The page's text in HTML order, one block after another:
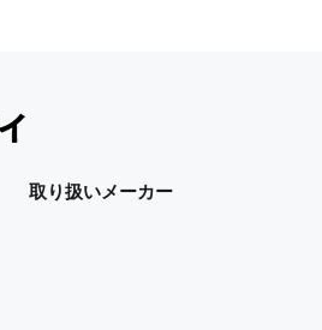
りした個人情報は、当社か
ご案内やご質問に対する回
の開示・提供
取り扱いメーカー